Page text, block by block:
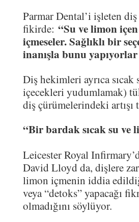
Parmar Dental’i işleten
fikirde: “Su ve limon
içmeseler. Sağlıklı bir
inanışla bunu
Diş hekimleri ayrıca
içecekleri yudumlamak)
diş çürümelerindeki
“Bir bardak sıcak su ve
Leicester Royal
David Lloyd da, dişlere
limon içmenin iddia
veya “detoks” yapacağı
olmadığını söylüyor.